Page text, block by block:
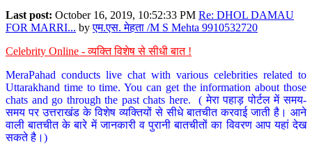
Last post: October 16, 2019, 10:52:33 PM Re: DHOL DAMAU
FOR MARRI... byएम.एस. मेहता /M S Mehta 9910532720
Celebrity Online - व्यक्ति विशेष से सीधी बात !
MeraPahad conducts live chat with various celebrities related to
Uttarakhand time to time. You can get the information about those
chats and go through the past chats here. ( मेरा पहाड़ पोर्टल में समय-
समय पर उत्तराखंड के विशेष व्यक्तियों से सीधे बातचीत करवाई जाती है। आने
वाली बातचीत के बारे में जानकारी व पुरानी बातचीतों का विवरण आप यहां देख
सकते है।)